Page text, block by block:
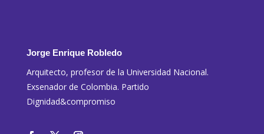
Jorge Enrique Robledo
Arquitecto, profesor de la Universidad Nacional.
Exsenador de Colombia. Partido
Dignidad&compromiso